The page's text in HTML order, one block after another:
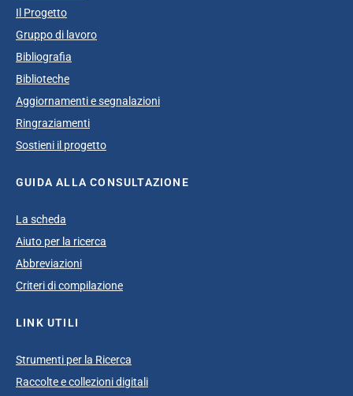
Il Progetto
Gruppo di lavoro
Bibliografia
Biblioteche
Aggiornamenti e segnalazioni
Ringraziamenti
Sostieni il progetto
GUIDA ALLA CONSULTAZIONE
La scheda
Aiuto per la ricerca
Abbreviazioni
Criteri di compilazione
LINK UTILI
Strumenti per la Ricerca
Raccolte e collezioni digitali